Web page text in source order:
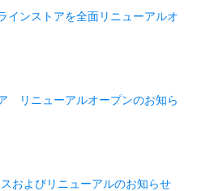
インストアを全面リニューアルオ
リニューアルオープンのお知ら
およびリニューアルのお知らせ